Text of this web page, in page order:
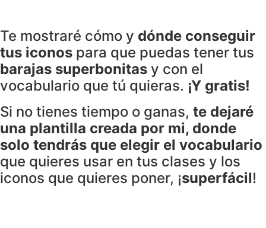
Te mostraré cómo y dónde conseguir
tus iconos para que puedas tener tus
barajas superbonitas y con el
vocabulario que tú quieras. ¡Y gratis!
Si no tienes tiempo o ganas, te dejaré
una plantilla creada por mi, donde
solo tendrás que elegir el vocabulario
que quieres usar en tus clases y los
iconos que quieres poner, ¡superfácil!